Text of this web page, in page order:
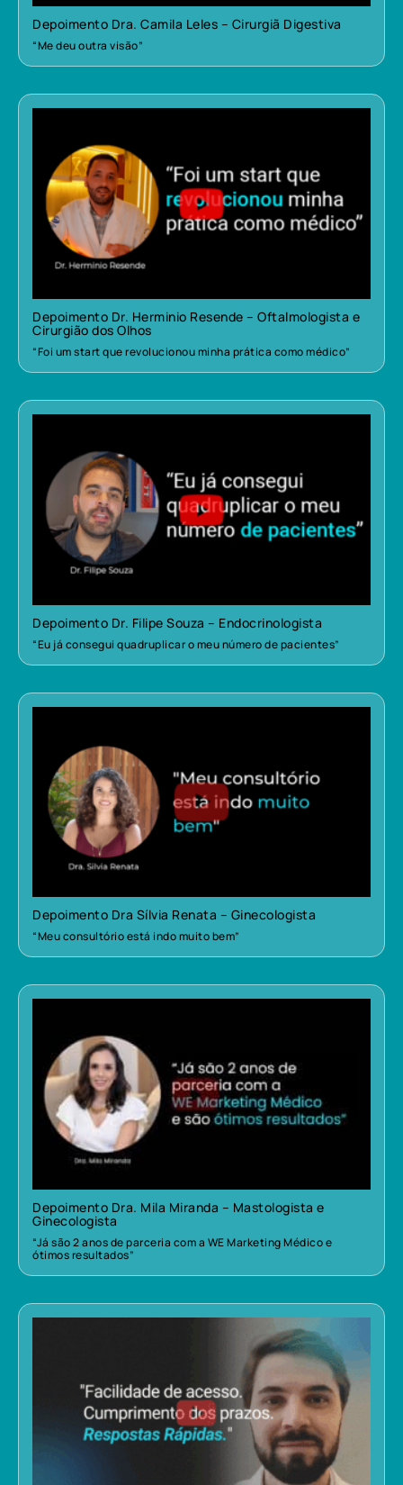
Depoimento Dra. Camila Leles – Cirurgiã Digestiva
“Me deu outra visão”
Depoimento Dr. Herminio Resende – Oftalmologista e
Cirurgião dos Olhos
“Foi um start que revolucionou minha prática como médico”
Depoimento Dr. Filipe Souza – Endocrinologista
“Eu já consegui quadruplicar o meu número de pacientes”
Depoimento Dra Sílvia Renata – Ginecologista
“Meu consultório está indo muito bem”
Depoimento Dra. Mila Miranda – Mastologista e
Ginecologista
“Já são 2 anos de parceria com a WE Marketing Médico e
ótimos resultados”